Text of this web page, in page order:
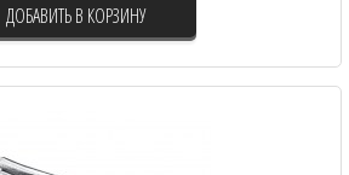
ДОБАВИТЬ В КОРЗИНУ